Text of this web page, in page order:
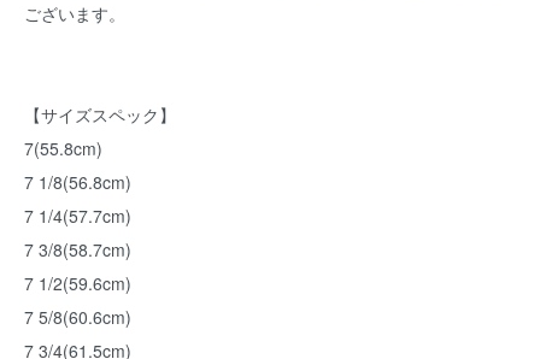
ございます。
【サイズスペック】
7(55.8cm)
7 1/8(56.8cm)
7 1/4(57.7cm)
7 3/8(58.7cm)
7 1/2(59.6cm)
7 5/8(60.6cm)
7 3/4(61.5cm)